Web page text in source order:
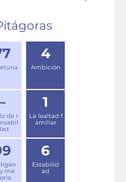
de r
me
4
Ambición
1
La lealtad f
amiliar
6
Estabilid
ad